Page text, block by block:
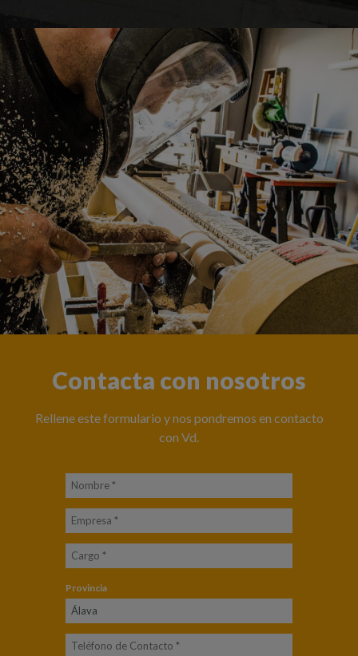
Contacta con nosotros
Rellene este formulario y nos pondremos en contacto
con Vd.
Nombre
Empresa
Cargo
Provincia
Teléfono